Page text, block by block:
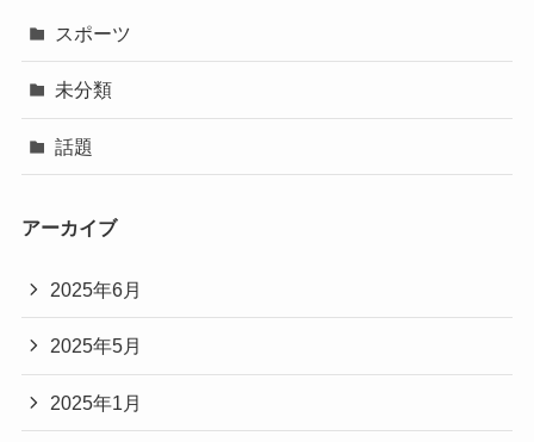
スポーツ
未分類
話題
アーカイブ
2025年6月
2025年5月
2025年1月